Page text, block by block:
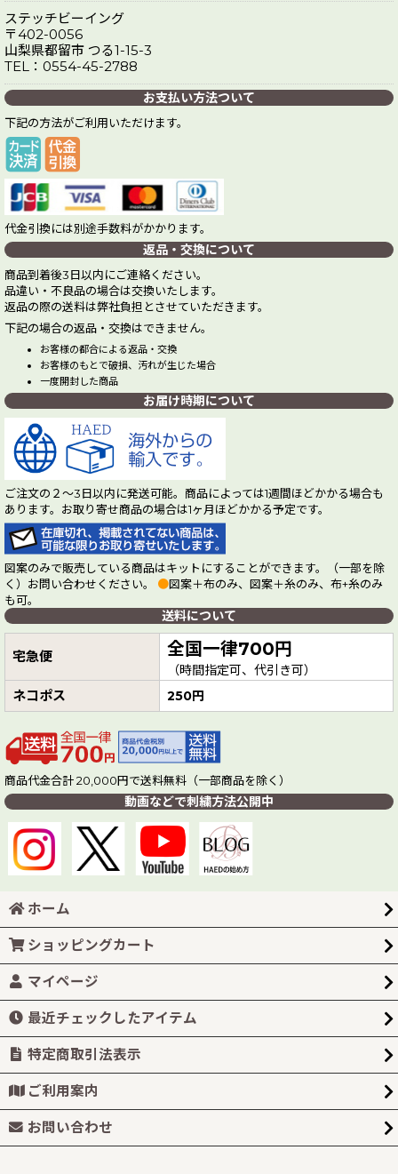
ステッチビーイング
〒402-0056
山梨県都留市 つる1-15-3
TEL：0554-45-2788
お支払い方法ついて
下記の方法がご利用いただけます。
代金引換には別途手数料がかかります。
返品・交換について
商品到着後3日以内にご連絡ください。
品違い・不良品の場合は交換いたします。
返品の際の送料は弊社負担とさせていただきます。
下記の場合の返品・交換はできません。
お客様の都合による返品・交換
お客様のもとで破損、汚れが生じた場合
一度開封した商品
お届け時期について
ご注文の２～3日以内に発送可能。商品によっては1週間ほどかかる場合も
あります。お取り寄せ商品の場合は1ヶ月ほどかかる予定です。
図案のみで販売している商品はキットにすることができます。（一部を除
く）お問い合わせください。 ●図案＋布のみ、図案＋糸のみ、布+糸のみ
も可。
送料について
宅急便 全国一律700円
（時間指定可、代引き可）
ネコポス 250円
商品代金合計 20,000円で送料無料（一部商品を除く）
動画などで刺繍方法公開中
ホーム
ショッピングカート
マイページ
最近チェックしたアイテム
特定商取引法表示
ご利用案内
お問い合わせ